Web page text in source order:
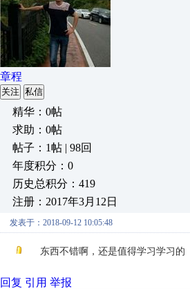
章程
关注 私信
精华：0帖
求助：0帖
帖子：1帖 | 98回
年度积分：0
历史总积分：419
注册：2017年3月12日
发表于：2018-09-12 10:05:48
东西不错啊，还是值得学习学习的
回复 引用 举报